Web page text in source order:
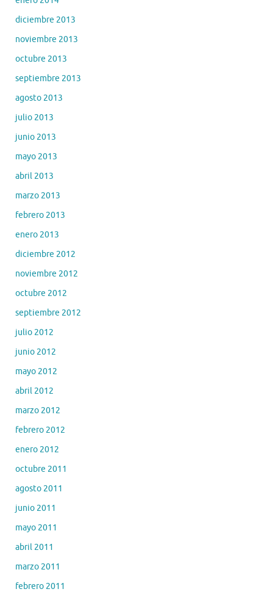
diciembre 2013
noviembre 2013
octubre 2013
septiembre 2013
agosto 2013
julio 2013
junio 2013
mayo 2013
abril 2013
marzo 2013
febrero 2013
enero 2013
diciembre 2012
noviembre 2012
octubre 2012
septiembre 2012
julio 2012
junio 2012
mayo 2012
abril 2012
marzo 2012
febrero 2012
enero 2012
octubre 2011
agosto 2011
junio 2011
mayo 2011
abril 2011
marzo 2011
febrero 2011